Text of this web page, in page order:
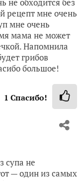
не обходится без
рецепт мне очень
мне очень
мама не может
Напомнила
грибов
большое!
1 Спасибо!
супа не
— один из самых